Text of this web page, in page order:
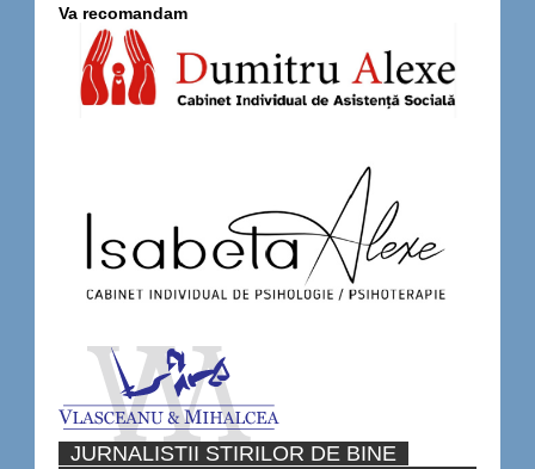
Va recomandam
JURNALISTII STIRILOR DE BINE